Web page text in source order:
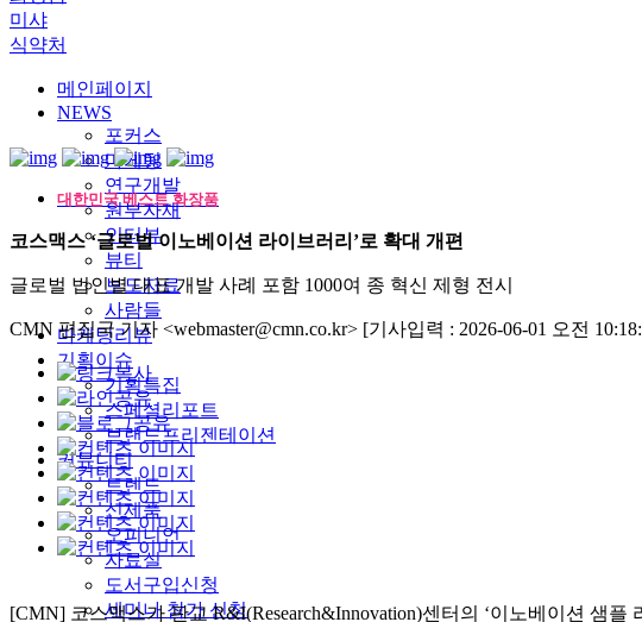
미샤
식약처
메인페이지
NEWS
포커스
마케팅
연구개발
원부자재
인터뷰
뷰티
보도자료
사람들
마케팅리뷰
기획이슈
기획특집
스페셜리포트
브랜드프리젠테이션
커뮤니티
트렌드
신제품
오피니언
자료실
도서구입신청
세미나 참가 신청
대한민국 베스트 화장품
코스맥스 ‘글로벌 이노베이션 라이브러리’로 확대 개편
글로벌 법인별 대표 개발 사례 포함 1000여 종 혁신 제형 전시
CMN 편집국 기자 <webmaster@cmn.co.kr> [기사입력 : 2026-06-01 오전
[CMN] 코스맥스가 판교 R&I(Research&Innovation)센터의 ‘이노베이션 샘